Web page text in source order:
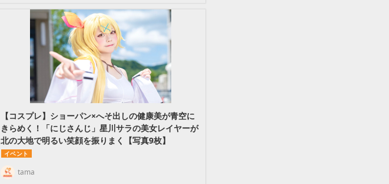
【コスプレ】ショーパン×へそ出しの健康美が青空に
きらめく！「にじさんじ」星川サラの美女レイヤーが
北の大地で明るい笑顔を振りまく【写真9枚】
イベント
tama